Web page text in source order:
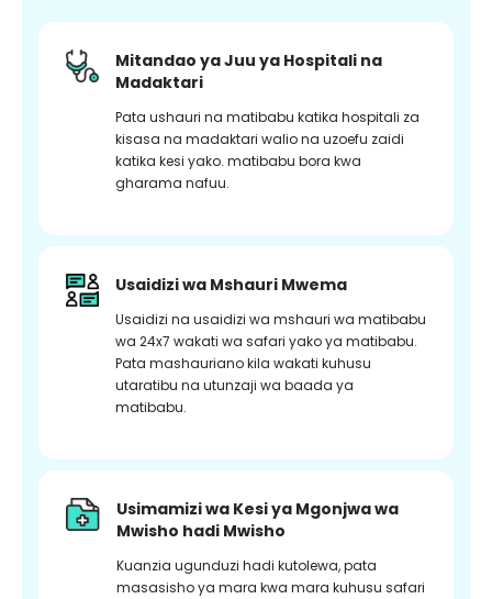
Mitandao ya Juu ya Hospitali na
Madaktari
Pata ushauri na matibabu katika hospitali za
kisasa na madaktari walio na uzoefu zaidi
katika kesi yako. matibabu bora kwa
gharama nafuu.
Usaidizi wa Mshauri Mwema
Usaidizi na usaidizi wa mshauri wa matibabu
wa 24x7 wakati wa safari yako ya matibabu.
Pata mashauriano kila wakati kuhusu
utaratibu na utunzaji wa baada ya
matibabu.
Usimamizi wa Kesi ya Mgonjwa wa
Mwisho hadi Mwisho
Kuanzia ugunduzi hadi kutolewa, pata
masasisho ya mara kwa mara kuhusu safari